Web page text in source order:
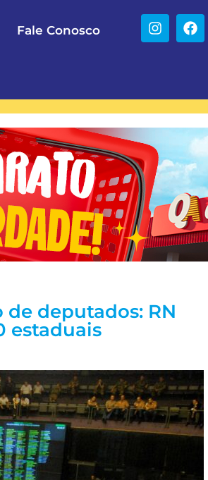
Fale Conosco
deputados: RN
estaduais